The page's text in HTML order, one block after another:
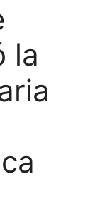
la